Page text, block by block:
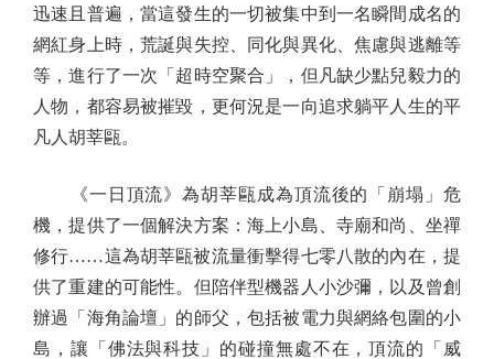
迅速且普遍，當這發生的一切被集中到一名瞬間成名的
網紅身上時，荒誕與失控、同化與異化、焦慮與逃離等
等，進行了一次「超時空聚合」，但凡缺少點兒毅力的
人物，都容易被摧毀，更何況是一向追求躺平人生的平
凡人胡莘甌。
《一日頂流》為胡莘甌成為頂流後的「崩塌」危
機，提供了一個解決方案：海上小島、寺廟和尚、坐禪
修行……這為胡莘甌被流量衝擊得七零八散的內在，提
供了重建的可能性。但陪伴型機器人小沙彌，以及曾創
辦過「海角論壇」的師父，包括被電力與網絡包圍的小
島，讓「佛法與科技」的碰撞無處不在，頂流的「威